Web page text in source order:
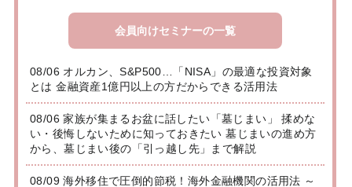
会員向けセミナーの一覧
08/06 オルカン、S&P500…「NISA」の最適な投資対象
とは 金融資産1億円以上の方だからできる活用法
08/06 家族が集まるお盆に話したい「墓じまい」 揉めな
い・後悔しないために知っておきたい 墓じまいの進め方
から、墓じまい後の「引っ越し先」まで解説
08/09 海外移住で圧倒的節税！海外金融機関の活用法 ～